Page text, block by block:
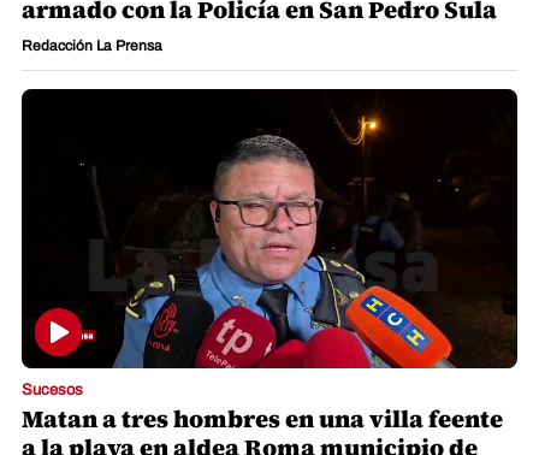
armado con la Policía en San Pedro Sula
Redacción La Prensa
Sucesos
Matan a tres hombres en una villa feente
a la playa en aldea Roma municipio de